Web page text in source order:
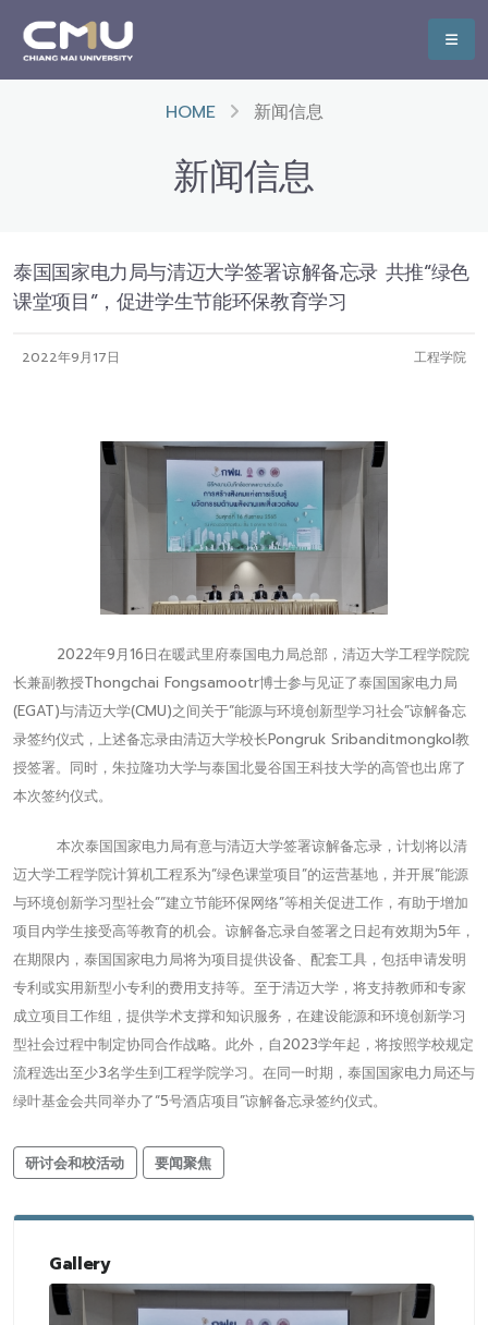
HOME 新闻信息
新闻信息
泰国国家电力局与清迈大学签署谅解备忘录 共推“绿色
课堂项目”，促进学生节能环保教育学习
2022年9月17日 工程学院
2022年9月16日在暖武里府泰国电力局总部，清迈大学工程学院院
长兼副教授Thongchai Fongsamootr博士参与见证了泰国国家电力局
(EGAT)与清迈大学(CMU)之间关于“能源与环境创新型学习社会”谅解备忘
录签约仪式，上述备忘录由清迈大学校长Pongruk Sribanditmongkol教
授签署。同时，朱拉隆功大学与泰国北曼谷国王科技大学的高管也出席了
本次签约仪式。
本次泰国国家电力局有意与清迈大学签署谅解备忘录，计划将以清
迈大学工程学院计算机工程系为“绿色课堂项目”的运营基地，并开展“能源
与环境创新学习型社会”“建立节能环保网络”等相关促进工作，有助于增加
项目内学生接受高等教育的机会。谅解备忘录自签署之日起有效期为5年，
在期限内，泰国国家电力局将为项目提供设备、配套工具，包括申请发明
专利或实用新型小专利的费用支持等。至于清迈大学，将支持教师和专家
成立项目工作组，提供学术支撑和知识服务，在建设能源和环境创新学习
型社会过程中制定协同合作战略。此外，自2023学年起，将按照学校规定
流程选出至少3名学生到工程学院学习。在同一时期，泰国国家电力局还与
绿叶基金会共同举办了“5号酒店项目”谅解备忘录签约仪式。
研讨会和校活动 要闻聚焦
Gallery